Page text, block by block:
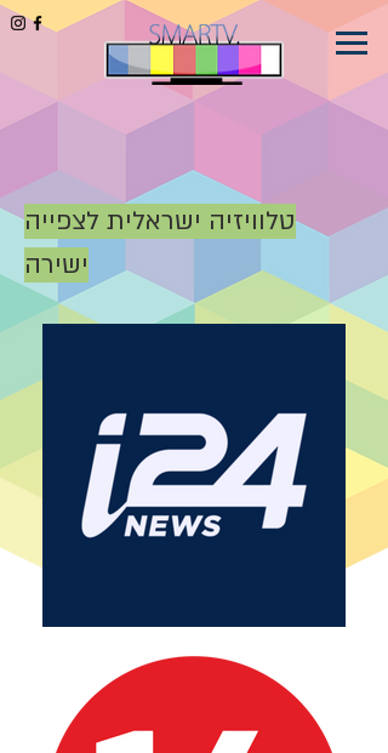
טלוויזיה ישראלית לצפייה
ישירה